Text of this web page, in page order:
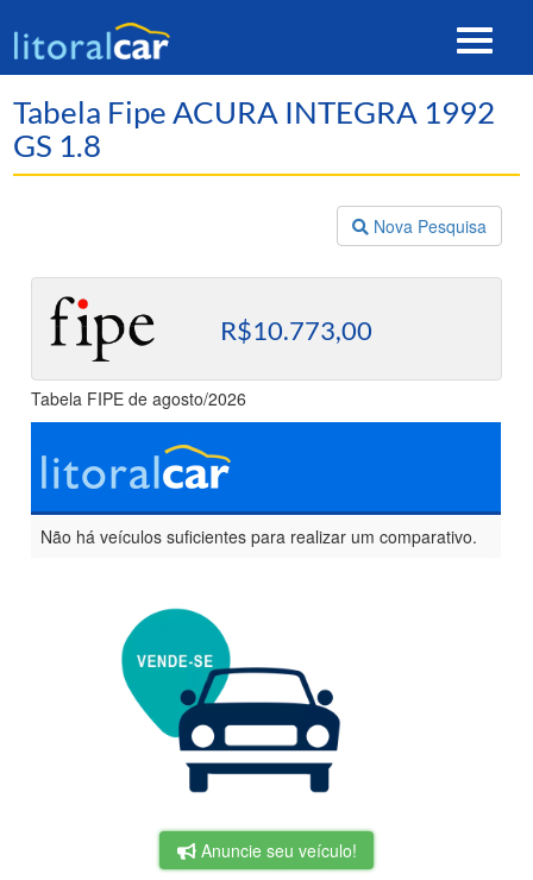
Toggle
Tabela Fipe ACURA INTEGRA 1992
GS 1.8
Nova Pesquisa
R$10.773,00
Tabela FIPE de agosto/2026
Não há veículos suficientes para realizar um comparativo.
Anuncie seu veículo!